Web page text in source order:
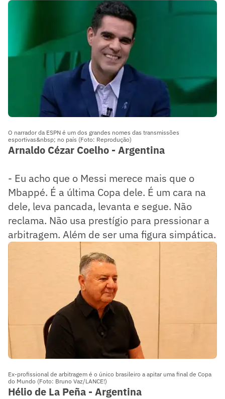
O narrador da ESPN é um dos grandes nomes das transmissões
esportivas&nbsp; no país (Foto: Reprodução)
Arnaldo Cézar Coelho - Argentina
- Eu acho que o Messi merece mais que o
Mbappé. É a última Copa dele. É um cara na
dele, leva pancada, levanta e segue. Não
reclama. Não usa prestígio para pressionar a
arbitragem. Além de ser uma figura simpática.
Ex-profissional de arbitragem é o único brasileiro a apitar uma final de Copa
do Mundo (Foto: Bruno Vaz/LANCE!)
Hélio de La Peña - Argentina